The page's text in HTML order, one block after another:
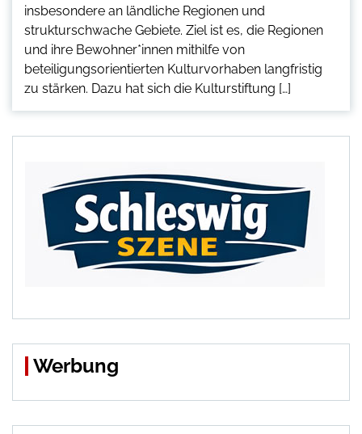
insbesondere an ländliche Regionen und
strukturschwache Gebiete. Ziel ist es, die Regionen
und ihre Bewohner*innen mithilfe von
beteiligungsorientierten Kulturvorhaben langfristig
zu stärken. Dazu hat sich die Kulturstiftung […]
Werbung